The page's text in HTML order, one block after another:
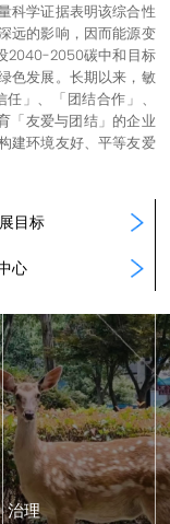
科学证据表明该综合性
远的影响，因而能源变
2040-2050碳中和目标
色发展。长期以来，敏
」、「团结合作」、
「友爱与团结」的企业
建环境友好、平等友爱
目标
心
治理